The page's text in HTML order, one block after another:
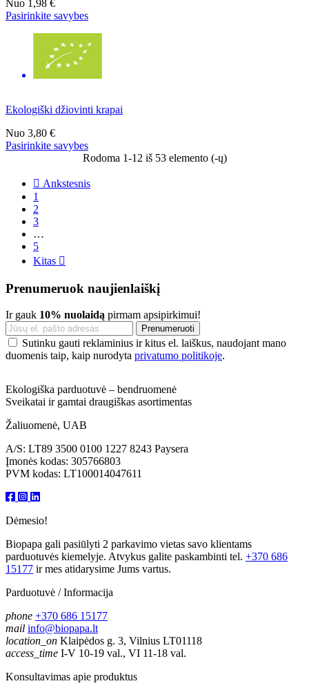
Nuo 1,98 €
Pasirinkite savybes
Ekologiški džiovinti krapai
Nuo 3,80 €
Pasirinkite savybes
Rodoma 1-12 iš 53 elemento (-ų)
 Ankstesnis
1
2
3
…
5
Kitas 
Prenumeruok naujienlaiškį
Ir gauk 10% nuolaidą pirmam apsipirkimui!
Sutinku gauti reklaminius ir kitus el. laiškus, naudojant mano
duomenis taip, kaip nurodyta privatumo politikoje.
Ekologiška parduotuvė – bendruomenė
Sveikatai ir gamtai draugiškas asortimentas
Žaliuomenė, UAB
A/S: LT89 3500 0100 1227 8243 Paysera
Įmonės kodas: 305766803
PVM kodas: LT100014047611
Dėmesio!
Biopapa gali pasiūlyti 2 parkavimo vietas savo klientams
parduotuvės kiemelyje. Atvykus galite paskambinti tel. +370 686
15177 ir mes atidarysime Jums vartus.
Parduotuvė / Informacija
phone +370 686 15177
mail info@biopapa.lt
location_on Klaipėdos g. 3, Vilnius LT01118
access_time I-V 10-19 val., VI 11-18 val.
Konsultavimas apie produktus